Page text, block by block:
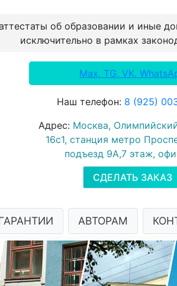
об образовании и иные
исключительно в рамках
Max, TG, VK,
Наш телефон: 8 (925)
Адрес: Москва,
16с1, станция метро
подъезд 9А,7 этаж,
СДЕЛАТЬ ЗАКАЗ
АВТОРАМ